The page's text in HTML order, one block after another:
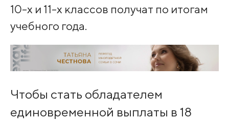
10-х и 11-х классов получат по итогам
учебного года.
Чтобы стать обладателем
единовременной выплаты в 18